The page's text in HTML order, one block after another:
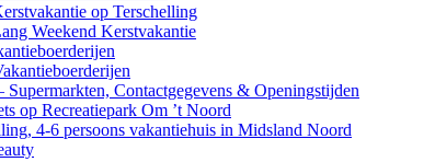
op Terschelling
Weekend Kerstvakantie
Contactgegevens & Openingstijden
op Recreatiepark Om ’t Noord
4-6 persoons vakantiehuis in Midsland Noord